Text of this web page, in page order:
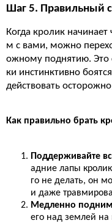
Шаг 5. Правильный
Когда кролик
м с вами, можно
ожному поднятию. Это
ки инстинктивно
действовать
Как правильно брать
Поддерживайте
адние лапы
го не делать, он
и даже
Медленно
его над землей на